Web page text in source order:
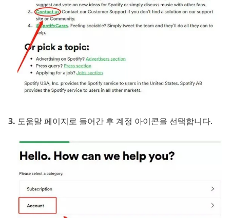
도움말 페이지로 들어간 후 계정 아이콘을 선택합니다.